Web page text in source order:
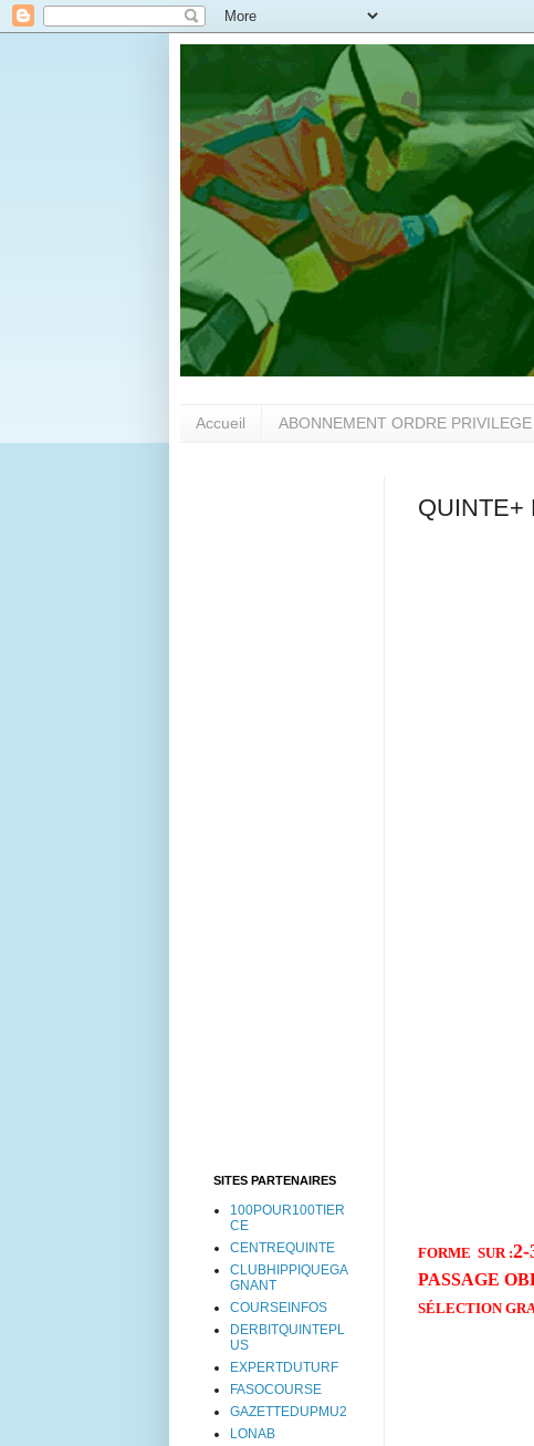
Accueil ABONNEMENT ORDRE PRIVILEGE
QUINTE+
FORME SUR :2-
PASSAGE
SÉLECTION
SITES PARTENAIRES
100POUR100TIER
CE
CENTREQUINTE
CLUBHIPPIQUEGA
GNANT
COURSEINFOS
DERBITQUINTEPL
US
EXPERTDUTURF
FASOCOURSE
GAZETTEDUPMU2
LONAB